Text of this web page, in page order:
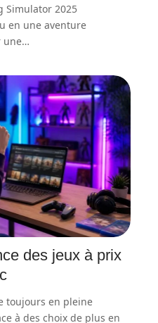
Simulator 2025
en une aventure
une…
des jeux à prix
toujours en pleine
à des choix de plus en